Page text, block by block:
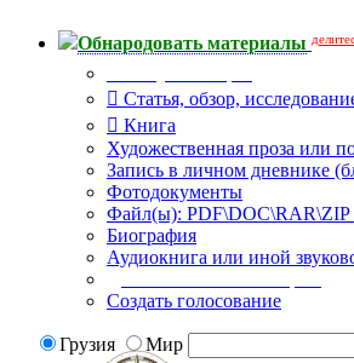
Обнародовать материалы
Статья, обзор,
Книга
Художественная проза или
Запись в личном дневнике
Фотодокументы
Файл(ы): PDF\DOC\RAR\ZIP
Биография
Аудиокнига или иной
Создать голосование
Грузия Мир